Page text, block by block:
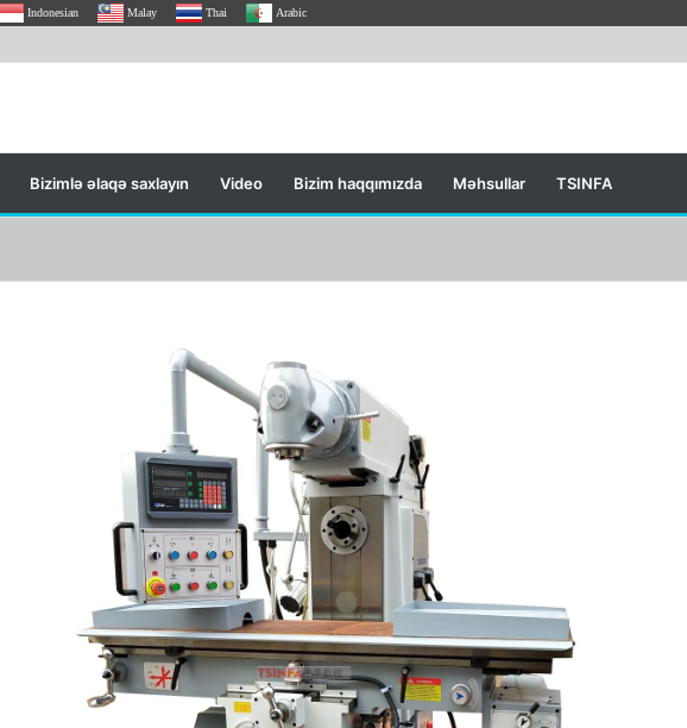
Indonesian Malay Thai Arabic
TSINFA
Məhsullar
Bizim haqqımızda
Video
Bizimlə əlaqə saxlayın